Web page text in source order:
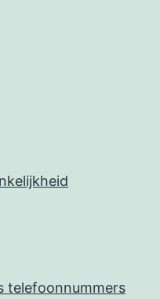
telefoonnummers